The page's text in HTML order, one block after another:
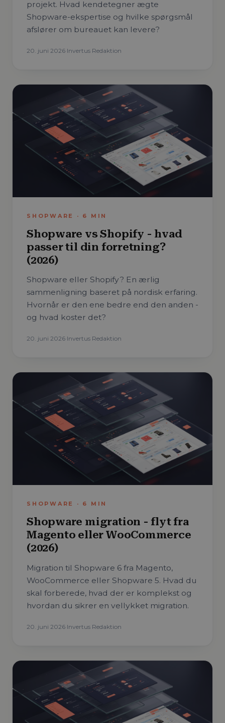
projekt. Hvad kendetegner ægte
Shopware-ekspertise og hvilke spørgsmål
afslører om bureauet kan levere?
20. juni 2026 Invertus Redaktion
SHOPWARE · 6 MIN
Shopware vs Shopify - hvad
passer til din forretning?
(2026)
Shopware eller Shopify? En ærlig
sammenligning baseret på nordisk erfaring.
Hvornår er den ene bedre end den anden -
og hvad koster det?
20. juni 2026 Invertus Redaktion
SHOPWARE · 6 MIN
Shopware migration - flyt fra
Magento eller WooCommerce
(2026)
Migration til Shopware 6 fra Magento,
WooCommerce eller Shopware 5. Hvad du
skal forberede, hvad der er komplekst og
hvordan du sikrer en vellykket migration.
20. juni 2026 Invertus Redaktion